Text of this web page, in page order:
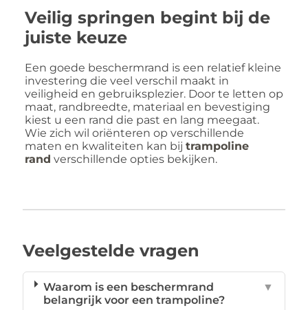
Veilig springen begint bij de
juiste keuze
Een goede beschermrand is een relatief kleine
investering die veel verschil maakt in
veiligheid en gebruiksplezier. Door te letten op
maat, randbreedte, materiaal en bevestiging
kiest u een rand die past en lang meegaat.
Wie zich wil oriënteren op verschillende
maten en kwaliteiten kan bij trampoline
rand verschillende opties bekijken.
Veelgestelde vragen
Waarom is een beschermrand
belangrijk voor een trampoline?
▼